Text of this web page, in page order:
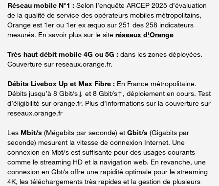
Réseau mobile N°1 : Selon l’enquête ARCEP 2025 d’évaluation
de la qualité de service des opérateurs mobiles métropolitains,
Orange est 1er ou 1er ex æquo sur 251 des 258 indicateurs
mesurés. En savoir plus sur le site réseaux d'Orange
Très haut débit mobile 4G ou 5G : dans les zones déployées.
Couverture sur reseaux.orange.fr.
Débits Livebox Up et Max Fibre : En France métropolitaine.
Débits jusqu’à 8 Gbit/s↓ et 8 Gbit/s↑, déploiement en cours. Test
d’éligibilité sur orange.fr. Plus d’informations sur la couverture sur
reseaux.orange.fr
Les Mbit/s (Mégabits par seconde) et Gbit/s (Gigabits par
seconde) mesurent la vitesse de connexion Internet. Une
connexion en Mbt/s est suffisante pour des usages courants
comme le streaming HD et la navigation web. En revanche, une
connexion en Gbt/s offre une rapidité optimale pour le streaming
4K, les téléchargements très rapides et la gestion de plusieurs